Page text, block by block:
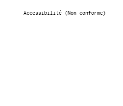
Accessibilité (Non conforme)